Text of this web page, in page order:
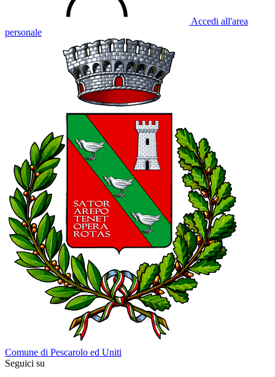
Accedi all'area
personale
Comune di Pescarolo ed Uniti
Seguici su